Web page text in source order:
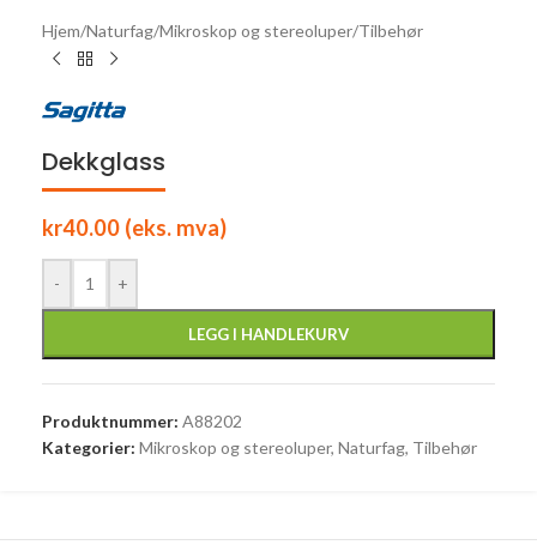
Hjem/Naturfag/Mikroskop og stereoluper/Tilbehør
Dekkglass
kr40.00 (eks. mva)
- +
LEGG I HANDLEKURV
Produktnummer: A88202
Kategorier: Mikroskop og stereoluper, Naturfag, Tilbehør